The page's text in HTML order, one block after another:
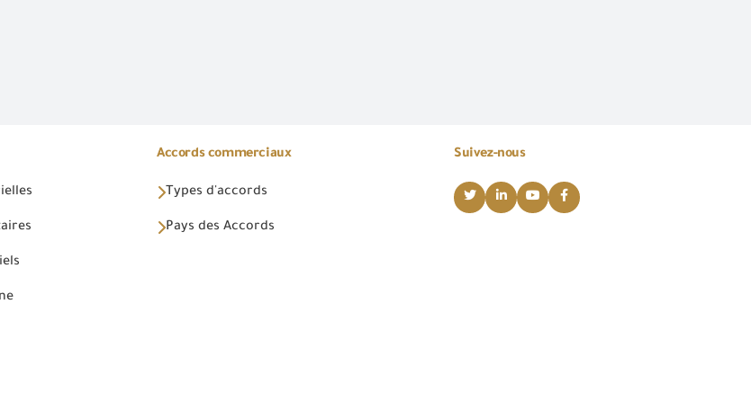
Accords commerciaux
Types d'accords
Pays des Accords
Suivez-nous